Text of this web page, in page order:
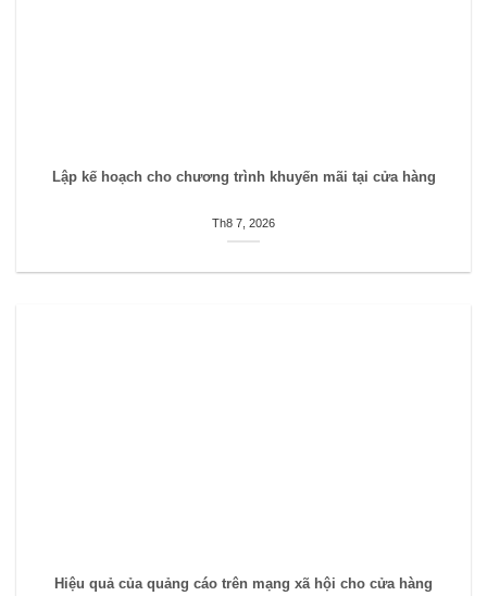
Lập kế hoạch cho chương trình khuyến mãi tại cửa hàng
Th8 7, 2026
Hiệu quả của quảng cáo trên mạng xã hội cho cửa hàng